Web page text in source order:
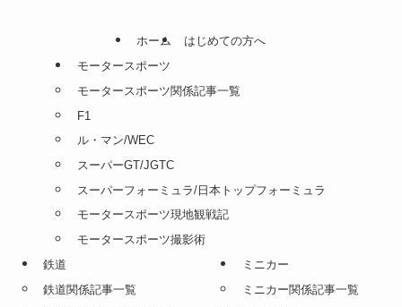
ホーム
はじめての方へ
モータースポーツ
モータースポーツ関係記事一覧
F1
ル・マン/WEC
スーパーGT/JGTC
スーパーフォーミュラ/日本トップフォーミュラ
モータースポーツ現地観戦記
モータースポーツ撮影術
鉄道
鉄道関係記事一覧
ミニカー
ミニカー関係記事一覧